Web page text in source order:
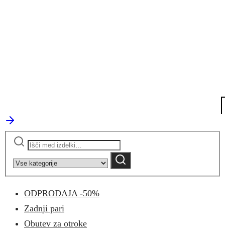
Išči:
by
Iskanje
ODPRODAJA -50%
Zadnji pari
Obutev za otroke